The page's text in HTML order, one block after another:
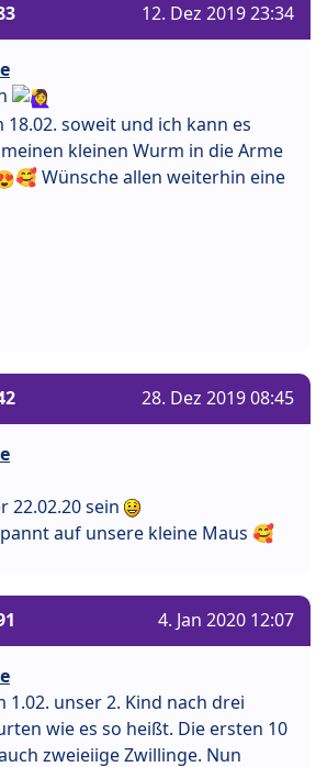
12. Dez 2019 23:34
18.02. soweit und ich kann es
kleinen Wurm in die Arme
🥰 Wünsche allen weiterhin eine
28. Dez 2019 08:45
22.02.20 sein
auf unsere kleine Maus 🥰
4. Jan 2020 12:07
unser 2. Kind nach drei
wie es so heißt. Die ersten 10
zweieiige Zwillinge. Nun